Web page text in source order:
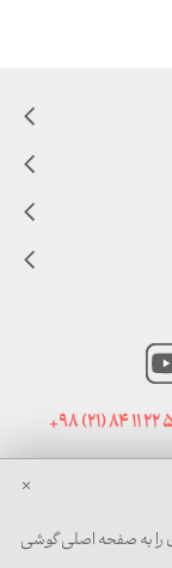
+98 (21) 84 11 22
را به صفحه اصلی گوشی